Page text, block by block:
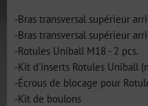
-Bras transversal supérieur
-Bras transversal supérieur
-Rotules Uniball M18 - 2 pcs.
-Kit d'inserts Rotules Uniball
-Écrous de blocage pour
-Kit de boulons